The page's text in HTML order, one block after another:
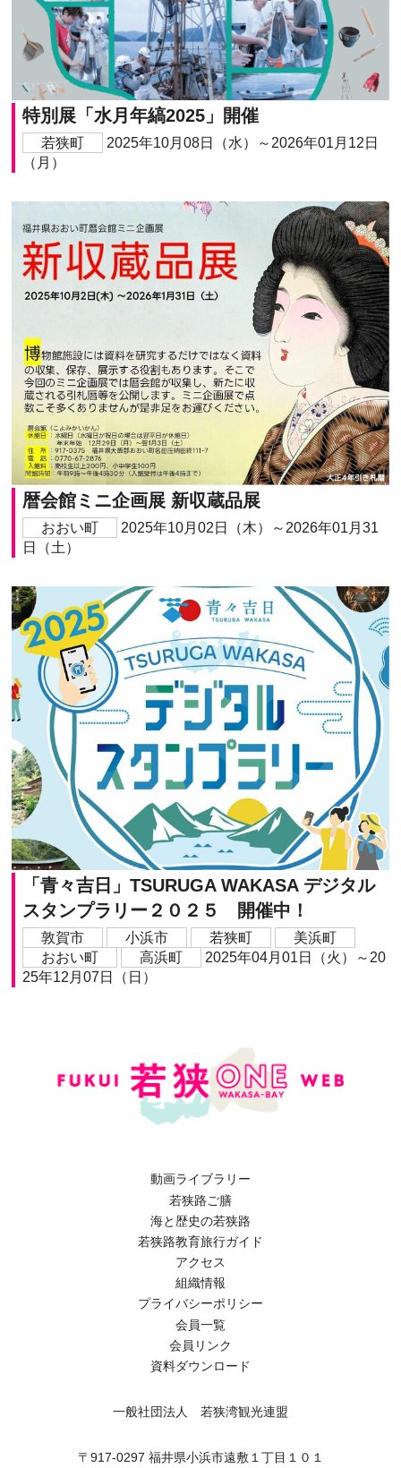
特別展「水月年縞2025」開催
若狭町
2025年10月08日（水）～2026年01月12日
（月）
暦会館ミニ企画展 新収蔵品展
おおい町
2025年10月02日（木）～2026年01月31
日（土）
「青々吉日」TSURUGA WAKASA デジタル
スタンプラリー２０２５ 開催中！
敦賀市 小浜市 若狭町
美浜町
おおい町
高浜町
2025年04月01日（火）～20
25年12月07日（日）
動画ライブラリー
若狭路ご膳
海と歴史の若狭路
若狭路教育旅行ガイド
アクセス
組織情報
プライバシーポリシー
会員一覧
会員リンク
資料ダウンロード
一般社団法人 若狭湾観光連盟
〒917-0297 福井県小浜市遠敷１丁目１０１